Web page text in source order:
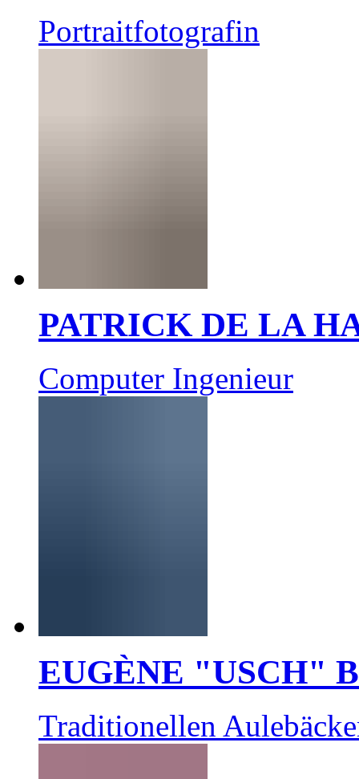
Portraitfotografin
PATRICK DE LA
Computer Ingenieur
EUGÈNE "USCH"
Traditionellen